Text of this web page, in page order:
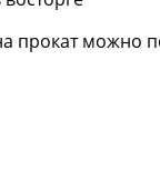
прокат можно